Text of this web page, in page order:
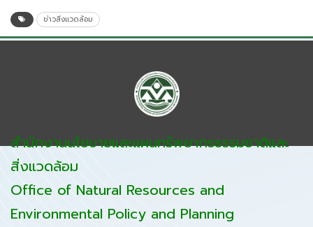
ข่าวสิ่งแวดล้อม
สำนักงานนโยบายและแผนทรัพยากรธรรมชาติและ
สิ่งแวดล้อม
Office of Natural Resources and
Environmental Policy and Planning